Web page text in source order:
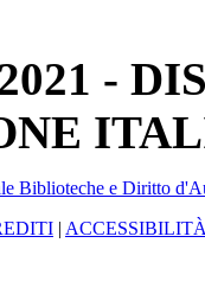
-
Biblioteche e Diritto
|